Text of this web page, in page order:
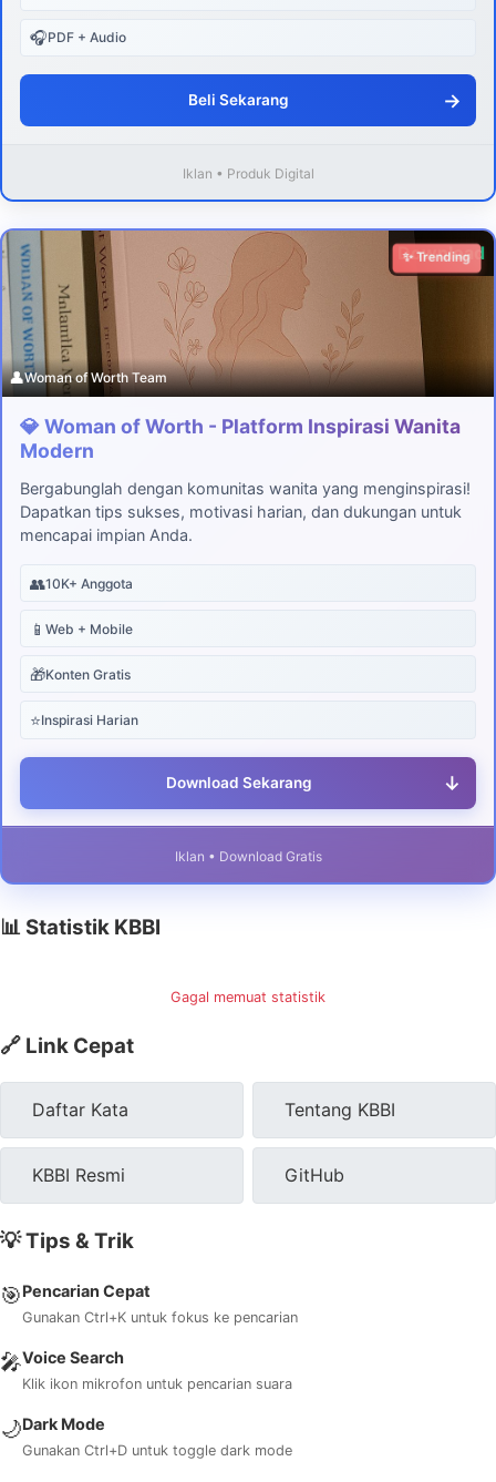
🎧PDF + Audio
Beli Sekarang →
Iklan • Produk Digital
Download
✨ Trending
👤Woman of Worth Team
💎 Woman of Worth - Platform Inspirasi Wanita
Modern
Bergabunglah dengan komunitas wanita yang menginspirasi!
Dapatkan tips sukses, motivasi harian, dan dukungan untuk
mencapai impian Anda.
👥10K+ Anggota
📱 Web + Mobile
🎁Konten Gratis
⭐Inspirasi Harian
Download Sekarang ↓
Iklan • Download Gratis
📊 Statistik KBBI
Gagal memuat statistik
🔗 Link Cepat
Daftar Kata Tentang KBBI
KBBI Resmi GitHub
💡 Tips & Trik
🎯Pencarian Cepat
Gunakan Ctrl+K untuk fokus ke pencarian
🎤Voice Search
Klik ikon mikrofon untuk pencarian suara
🌙Dark Mode
Gunakan Ctrl+D untuk toggle dark mode